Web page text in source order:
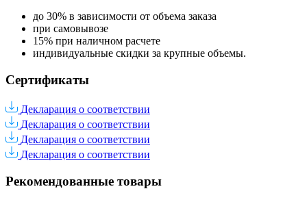
до 30% в зависимости от объема заказа
при самовывозе
15% при наличном расчете
индивидуальные скидки за крупные объемы.
Сертификаты
Декларация о соответствии
Декларация о соответствии
Декларация о соответствии
Декларация о соответствии
Рекомендованные товары